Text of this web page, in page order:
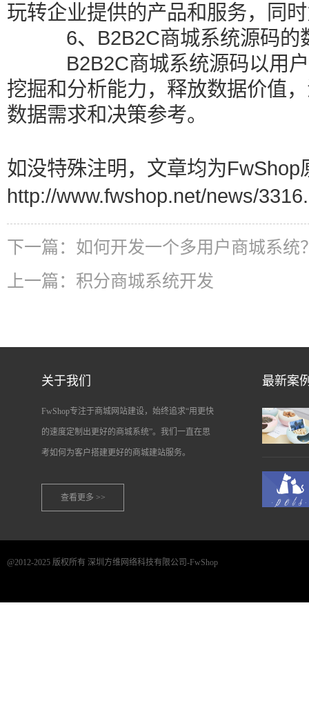
玩转企业提供的产品和服务，同
6、B2B2C商城系统源码的
B2B2C商城系统源码以用户
挖掘和分析能力，释放数据价值
数据需求和决策参考。
如没特殊注明，文章均为FwShop
http://www.fwshop.net/news/
下一篇： 如何开发一个多用户商城系统
上一篇： 积分商城系统开发
关于我们
FwShop专注于商城网站建设，始终追求“用更快
的速度定制出更好的商城系统”。我们一直在思
考如何为客户搭建更好的商城建站服务。
查看更多 >>
最新案
@2012-2025 版权所有 深圳方维网络科技有限公司-FwShop